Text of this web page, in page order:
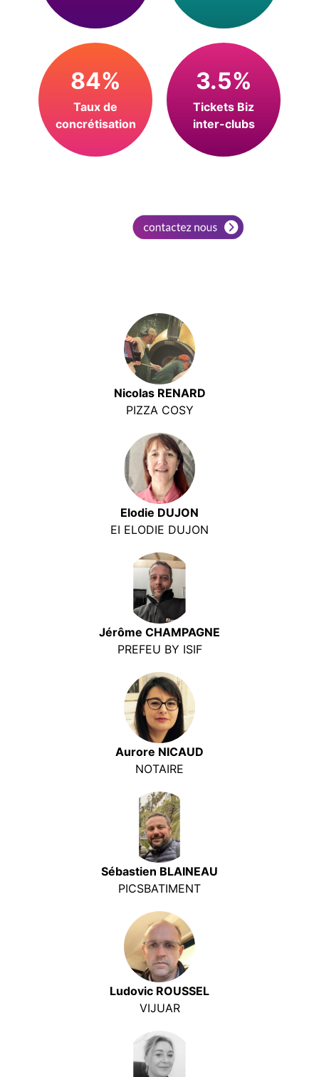
84%
Taux de
concrétisation
3.5%
Tickets Biz
inter-clubs
Nicolas RENARD
PIZZA COSY
Elodie DUJON
EI ELODIE DUJON
Jérôme CHAMPAGNE
PREFEU BY ISIF
Aurore NICAUD
NOTAIRE
Sébastien BLAINEAU
PICSBATIMENT
Ludovic ROUSSEL
VIJUAR